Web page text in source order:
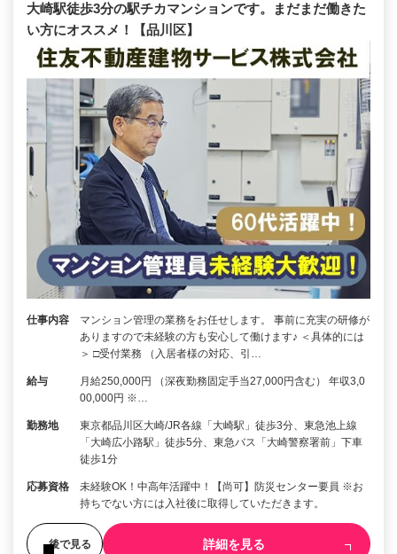
大崎駅徒歩3分の駅チカマンションです。まだまだ働きた
い方にオススメ！【品川区】
仕事内容
マンション管理の業務をお任せします。 事前に充実の研修が
ありますので未経験の方も安心して働けます♪ ＜具体的には
＞ □受付業務 （入居者様の対応、引…
給与
月給250,000円 （深夜勤務固定手当27,000円含む） 年収3,0
00,000円 ※…
勤務地
東京都品川区大崎/JR各線「大崎駅」徒歩3分、東急池上線
「大崎広小路駅」徒歩5分、東急バス「大崎警察署前」下車
徒歩1分
応募資格
未経験OK！中高年活躍中！【尚可】防災センター要員 ※お
持ちでない方には入社後に取得していただきます。
後で見る 詳細を見る